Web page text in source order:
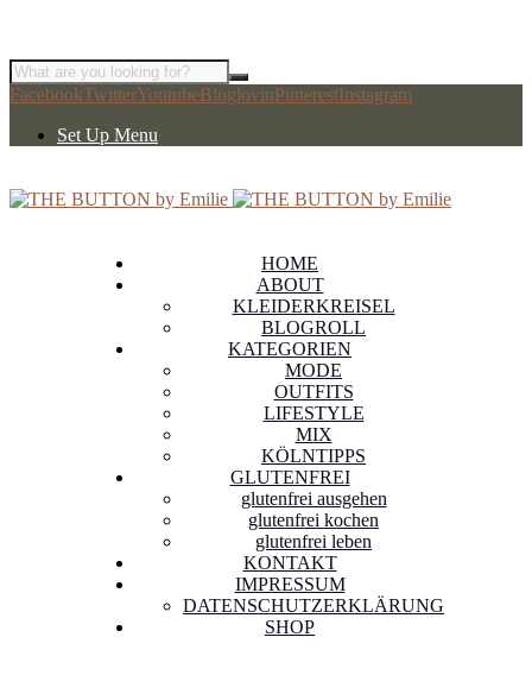
FacebookTwitterYoutubeBloglovinPinterestInstagram
Set Up Menu
HOME
ABOUT
KLEIDERKREISEL
BLOGROLL
KATEGORIEN
MODE
OUTFITS
LIFESTYLE
MIX
KÖLNTIPPS
GLUTENFREI
glutenfrei ausgehen
glutenfrei kochen
glutenfrei leben
KONTAKT
IMPRESSUM
DATENSCHUTZERKLÄRUNG
SHOP